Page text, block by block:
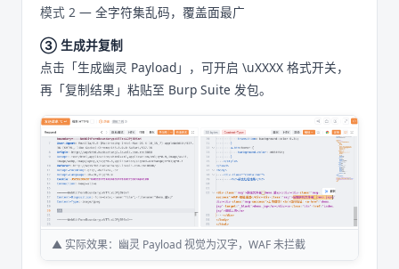
模式 2 — 全字符集乱码，覆盖面最广
③ 生成并复制
点击「生成幽灵 Payload」，可开启 \uXXXX 格式开关，
再「复制结果」粘贴至 Burp Suite 发包。
▲ 实际效果：幽灵 Payload 视觉为汉字，WAF 未拦截